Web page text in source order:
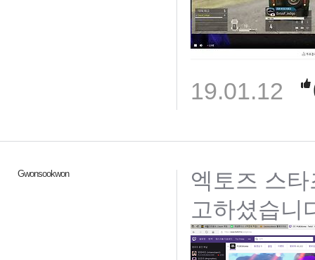
19.01.12
Gwonsookwon
엑토즈 스
고하셨습니